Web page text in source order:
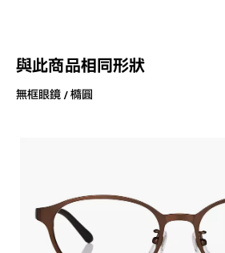
與此商品相同形狀
無框眼鏡 / 橢圓